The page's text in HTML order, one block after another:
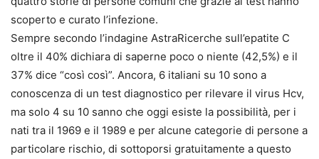
scoperto e curato l’infezione.
Sempre secondo l’indagine AstraRicerche sull’epatite C
oltre il 40% dichiara di saperne poco o niente (42,5%) e il
37% dice “così così”. Ancora, 6 italiani su 10 sono a
conoscenza di un test diagnostico per rilevare il virus Hcv,
ma solo 4 su 10 sanno che oggi esiste la possibilità, per i
nati tra il 1969 e il 1989 e per alcune categorie di persone a
particolare rischio, di sottoporsi gratuitamente a questo